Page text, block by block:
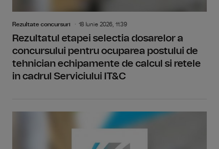
Rezultate concursuri 18 Iunie 2026, 11:39
Rezultatul etapei selectia dosarelor a
concursului pentru ocuparea postului de
tehnician echipamente de calcul si retele
in cadrul Serviciului IT&C